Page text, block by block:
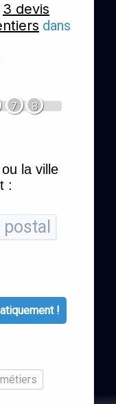
3 devis
dans
7 8
la ville
:
!